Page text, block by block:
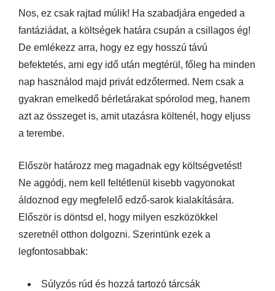
Nos, ez csak rajtad múlik! Ha szabadjára engeded a
fantáziádat, a költségek határa csupán a csillagos ég!
De emlékezz arra, hogy ez egy hosszú távú
befektetés, ami egy idő után megtérül, főleg ha minden
nap használod majd privát edzőtermed. Nem csak a
gyakran emelkedő bérletárakat spórolod meg, hanem
azt az összeget is, amit utazásra költenél, hogy eljuss
a terembe.
Először határozz meg magadnak egy költségvetést!
Ne aggódj, nem kell feltétlenül kisebb vagyonokat
áldoznod egy megfelelő edző-sarok kialakítására.
Először is döntsd el, hogy milyen eszközökkel
szeretnél otthon dolgozni. Szerintünk ezek a
legfontosabbak:
Súlyzós rúd és hozzá tartozó tárcsák